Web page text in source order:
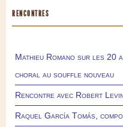
RENCONTRES
Mathieu Romano sur les 20
choral au souffle nouveau
Rencontre avec Robert
Raquel García Tomás,